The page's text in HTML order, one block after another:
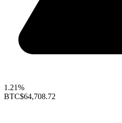
1.21%
BTC$64,708.72